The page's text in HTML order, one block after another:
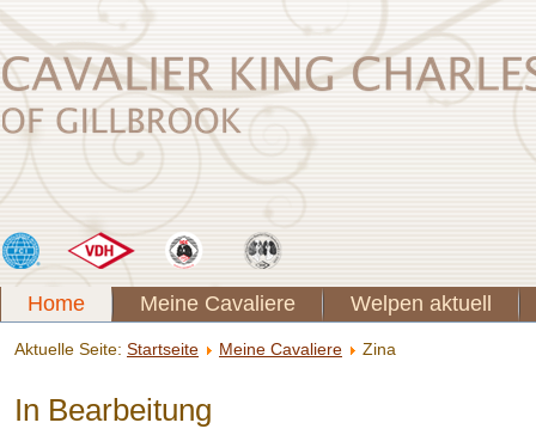
Home Meine Cavaliere Welpen aktuell
Aktuelle Seite: Startseite Meine Cavaliere Zina
In Bearbeitung